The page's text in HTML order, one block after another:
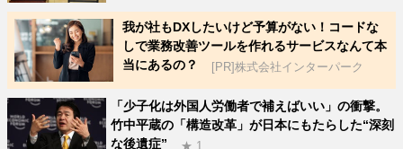
我が社もDXしたいけど予算がない！コードな
しで業務改善ツールを作れるサービスなんて本
当にあるの？
[PR]株式会社インターパーク
「少子化は外国人労働者で補えばいい」の衝撃。
竹中平蔵の「構造改革」が日本にもたらした“深刻
な後遺症”
★ 1